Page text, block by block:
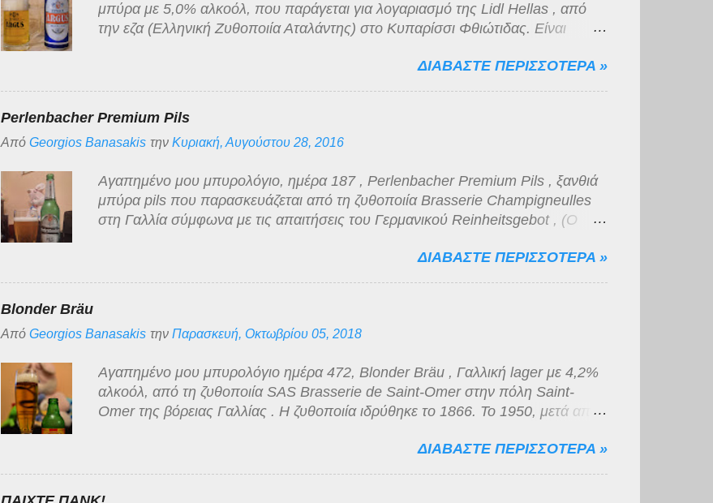
μπύρα με 5,0% αλκοόλ, που παράγεται για λογαριασμό της Lidl Hellas , από
την εζα (Ελληνική Ζυθοποιία Αταλάντης) στο Κυπαρίσσι Φθιώτιδας. Είναι
άρωμα της κλασσικό της κατηγορίας, όπως και η γεύση της, βυνώδης,
γλυκόπικρη με ελάχιστα πικρή επίγευση μικρής διάρκειας. Για την κατηγορία
αρκετά τίμια!
ΔΙΑΒΑΣΤΕ ΠΕΡΙΣΣΟΤΕΡΑ »
Perlenbacher Premium Pils
Από Georgios Banasakis την Κυριακή, Αυγούστου 28, 2016
Αγαπημένο μου μπυρολόγιο, ημέρα 187 , Perlenbacher Premium Pils , ξανθιά
μπύρα pils που παρασκευάζεται από τη ζυθοποιία Brasserie Champigneulles
στη Γαλλία σύμφωνα με τις απαιτήσεις του Γερμανικού Reinheitsgebot , (Ο
πώληση από μεγάλη Γερμανική αλυσίδα supermarket που δραστηριοποιείται
στη χώρα μας. Value for money μπύρα με 4,9 % αλκοόλ, χρυσοκίτρινο χρώμα
σωρού".
ΔΙΑΒΑΣΤΕ ΠΕΡΙΣΣΟΤΕΡΑ »
Blonder Bräu
Από Georgios Banasakis την Παρασκευή, Οκτωβρίου 05, 2018
Αγαπημένο μου μπυρολόγιο ημέρα 472, Blonder Bräu , Γαλλική lager με 4,2%
αλκοόλ, από τη ζυθοποιία SAS Brasserie de Saint-Omer στην πόλη Saint-
Omer της βόρειας Γαλλίας . Η ζυθοποιία ιδρύθηκε το 1866. Το 1950, μετά από
το 1985, είχε επικεντρωθεί κυρίως στην τοπική αγορά. Εκείνη την χρονιά
αγοράστηκε από τον όμιλο Saint-Arnould και υιοθέτησε το όνομα Brasserie de
ΔΙΑΒΑΣΤΕ ΠΕΡΙΣΣΟΤΕΡΑ »